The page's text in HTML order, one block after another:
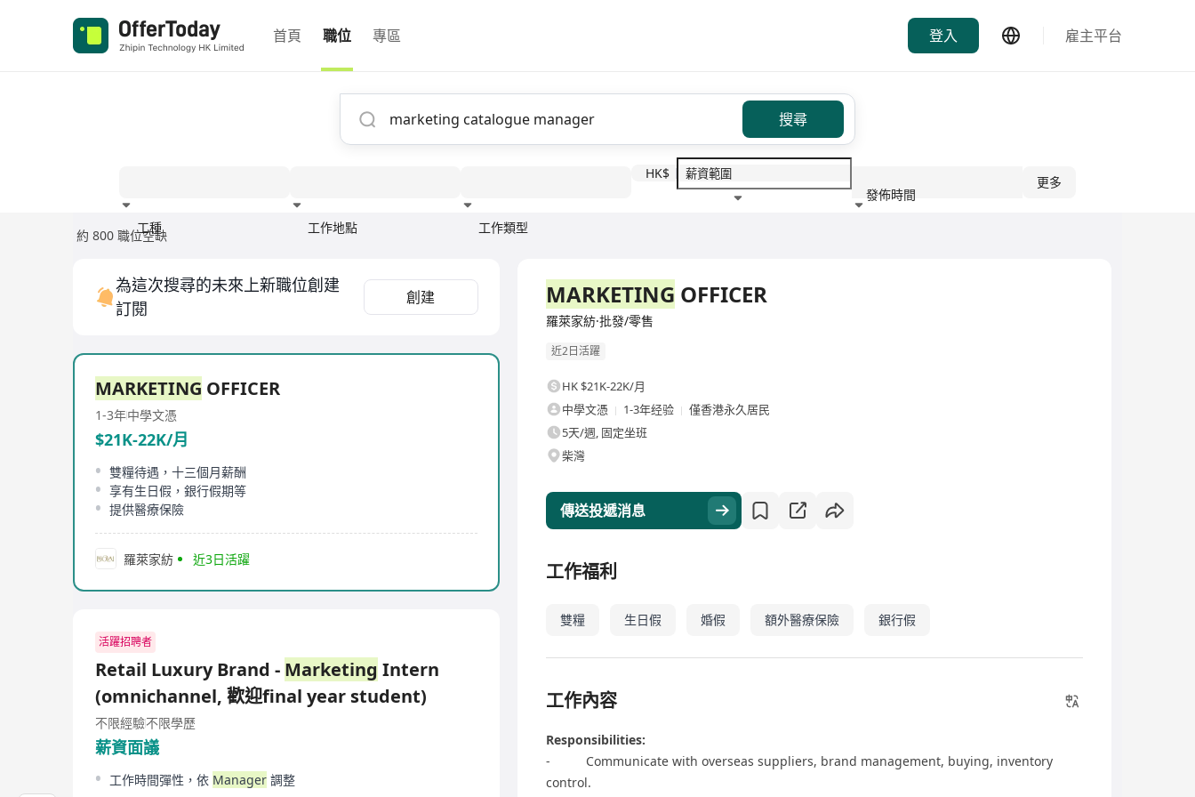
首頁 職位 專區 登入 雇主平台
搜尋
工種 工作地點 工作類型
HK$
發佈時間
更多
約 800 職位空缺
為這次搜尋的未來上新職位創建
訂閱
創建
MARKETING OFFICER
1-3年中學文憑
$21K-22K/月
雙糧待遇，十三個月薪酬
享有生日假，銀行假期等
提供醫療保險
羅萊家紡 近3日活躍
活躍招聘者
Retail Luxury Brand - Marketing Intern
(omnichannel, 歡迎final year student)
不限經驗不限學歷
薪資面議
工作時間彈性，依 Manager 調整
MARKETING OFFICER
羅萊家紡·批發/零售
近2日活躍
HK $21K-22K/月
中學文憑
1-3年经验
僅香港永久居民
5天/週, 固定坐班
柴灣
傳送投遞消息
工作福利
雙糧 生日假 婚假 額外醫療保險 銀行假
工作內容
Responsibilities:
- Communicate with overseas suppliers, brand management, buying, inventory
control.